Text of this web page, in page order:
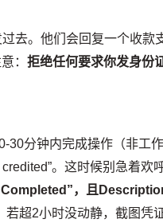
去。他们会回复一个收款
：拒绝任何要求你发身份
分钟内完成操作（非工
credited”。这时候别急着
，且
超2小时没动静，截图凭